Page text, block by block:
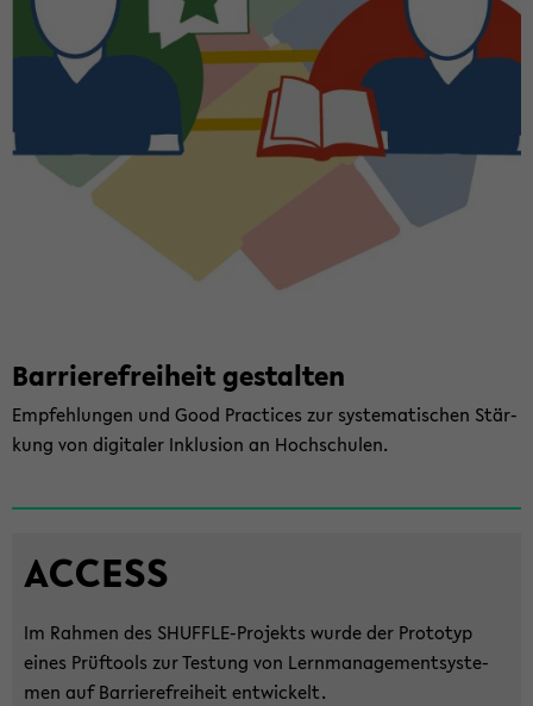
Bar­rie­re­frei­heit ge­stal­ten
Emp­feh­lun­gen und Good Prac­ti­ces zur sys­te­ma­ti­schen Stär­
kung von di­gi­ta­ler In­klu­si­on an Hoch­schu­len.
AC­CESS
Im Rah­men des SHUFFLE-​Projekts wurde der Pro­to­typ
eines Prüf­tools zur Tes­tung von Lern­ma­nage­ment­sys­te­
men auf Bar­rie­re­frei­heit ent­wi­ckelt.